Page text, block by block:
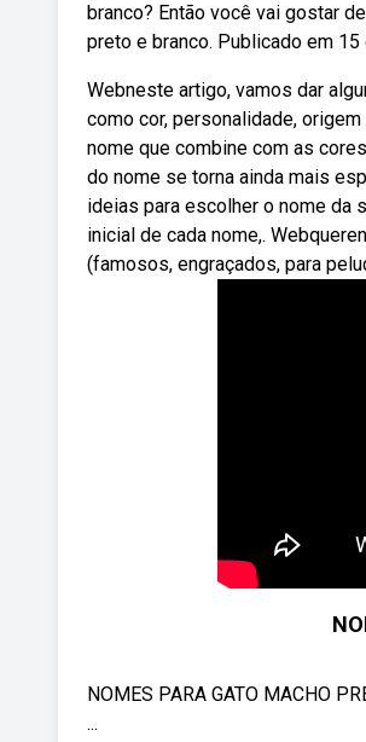
branco? Então você vai gostar
preto e branco. Publicado em 15
Webneste artigo, vamos dar
como cor, personalidade,
nome que combine com as
do nome se torna ainda mais
ideias para escolher o nome da
inicial de cada nome,.
(famosos, engraçados, para
NOMES PARA GATO MACHO
...